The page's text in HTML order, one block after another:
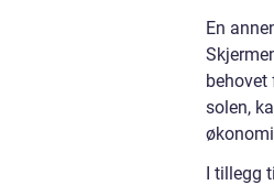
En
behovet
solen,
I tillegg